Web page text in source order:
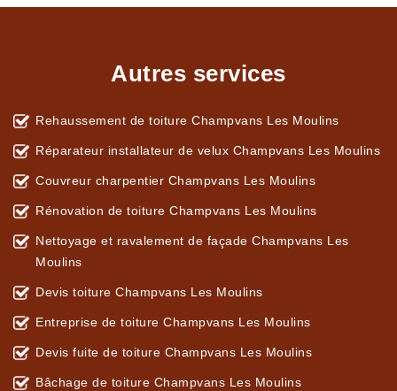
Autres services
Rehaussement de toiture Champvans Les Moulins
Réparateur installateur de velux Champvans Les Moulins
Couvreur charpentier Champvans Les Moulins
Rénovation de toiture Champvans Les Moulins
Nettoyage et ravalement de façade Champvans Les
Moulins
Devis toiture Champvans Les Moulins
Entreprise de toiture Champvans Les Moulins
Devis fuite de toiture Champvans Les Moulins
Bâchage de toiture Champvans Les Moulins